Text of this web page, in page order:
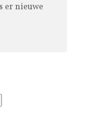
er nieuwe